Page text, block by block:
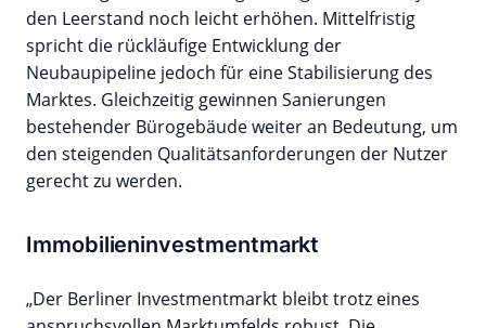
den Leerstand noch leicht erhöhen. Mittelfristig
spricht die rückläufige Entwicklung der
Neubaupipeline jedoch für eine Stabilisierung des
Marktes. Gleichzeitig gewinnen Sanierungen
bestehender Bürogebäude weiter an Bedeutung, um
den steigenden Qualitätsanforderungen der Nutzer
gerecht zu werden.
Immobilieninvestmentmarkt
„Der Berliner Investmentmarkt bleibt trotz eines